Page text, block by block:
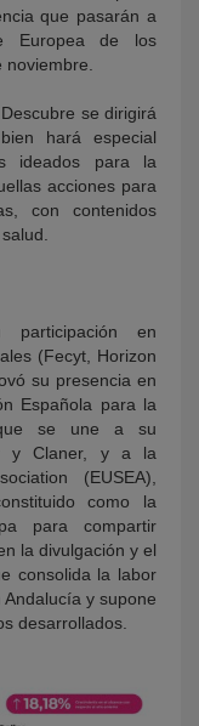
que pasarán a
Europea de los
noviembre.
se dirigirá
hará especial
ideados para la
acciones para
con contenidos
participación en
(Fecyt, Horizon
su presencia en
Española para la
se une a su
y Claner, y a la
(EUSEA),
como la
para compartir
la divulgación y el
consolida la labor
y supone
desarrollados.